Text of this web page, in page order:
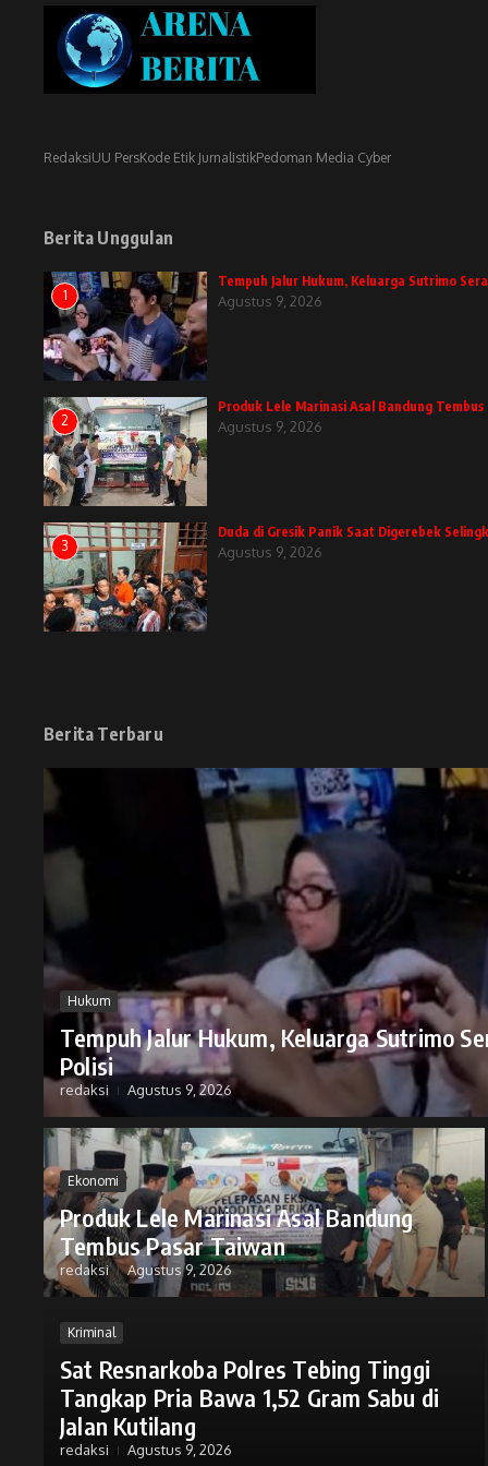
RedaksiUU PersKode Etik JurnalistikPedoman Media Cyber
Berita Unggulan
1
Tempuh Jalur Hukum, Keluarga Sutrimo
Agustus 9, 2026
2
Produk Lele Marinasi Asal Bandung
Agustus 9, 2026
3
Duda di Gresik Panik Saat Digerebek
Agustus 9, 2026
Berita Terbaru
Hukum
Tempuh Jalur Hukum, Keluarga Sutrimo
Polisi
redaksi Agustus 9, 2026
Ekonomi
Produk Lele Marinasi Asal Bandung
Tembus Pasar Taiwan
redaksi Agustus 9, 2026
Kriminal
Sat Resnarkoba Polres Tebing Tinggi
Tangkap Pria Bawa 1,52 Gram Sabu di
Jalan Kutilang
redaksi Agustus 9, 2026